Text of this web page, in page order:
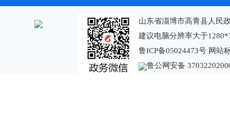
山东省淄博市高青县人民
建议电脑分辨率大于
鲁ICP备05024473号 网站
鲁公网安备